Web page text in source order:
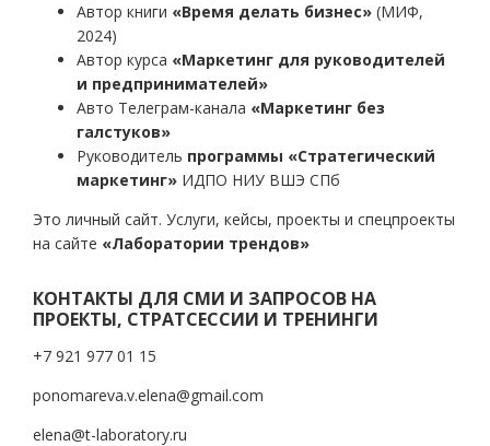
Автор книги «Время делать бизнес» (МИФ,
2024)
Автор курса «Маркетинг для руководителей
и предпринимателей»
Авто Телеграм-канала «Маркетинг без
галстуков»
Руководитель программы «Стратегический
маркетинг» ИДПО НИУ ВШЭ СПб
Это личный сайт. Услуги, кейсы, проекты и спецпроекты
на сайте «Лаборатории трендов»
КОНТАКТЫ ДЛЯ СМИ И ЗАПРОСОВ НА
ПРОЕКТЫ, СТРАТСЕССИИ И ТРЕНИНГИ
+7 921 977 01 15
ponomareva.v.elena@gmail.com
elena@t-laboratory.ru